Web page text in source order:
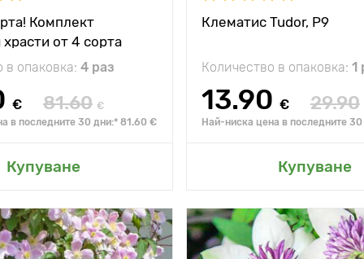
Комплект
от 4 сорта
в опаковка: 4 раз
€ 81.60 €
в последните 30 дни:* 81.60 €
Купуване
в моята градина
Клематис Tudor, P9
Количество в опаковка: 1
13.90 € 29.90
Най-ниска цена в последните
Купуване
замръзване
Добавяне в моята
2-10 м
Височина на
растението